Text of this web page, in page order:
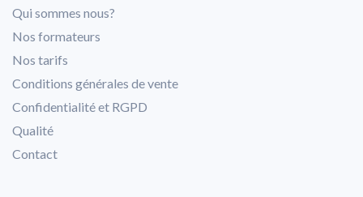
Qui sommes nous?
Nos formateurs
Nos tarifs
Conditions générales de vente
Confidentialité et RGPD
Qualité
Contact